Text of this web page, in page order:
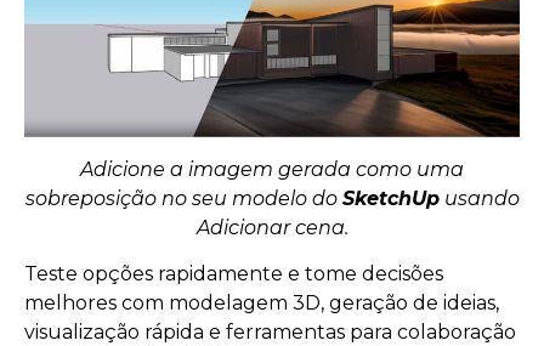
Adicione a imagem gerada como uma
sobreposição no seu modelo do SketchUpusando
Adicionar cena.
Teste opções rapidamente e tome decisões
melhores com modelagem 3D, geração de ideias,
visualização rápida e ferramentas para colaboração